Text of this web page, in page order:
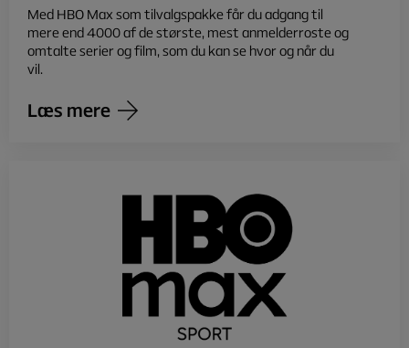
Med HBO Max som tilvalgspakke får du adgang til
mere end 4000 af de største, mest anmelderroste og
omtalte serier og film, som du kan se hvor og når du
vil.
Læs mere